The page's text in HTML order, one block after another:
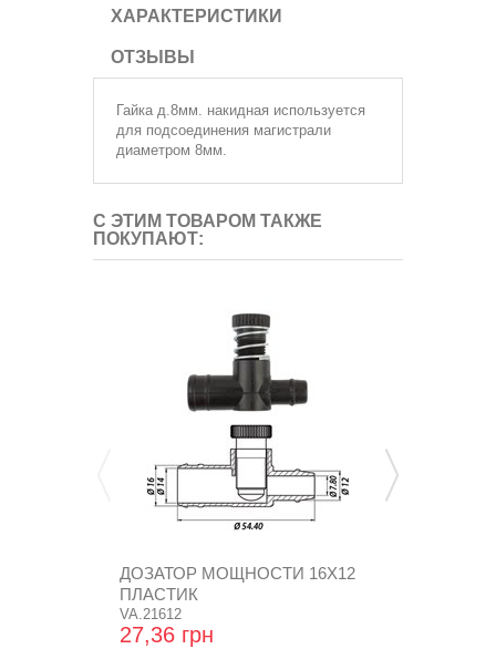
ХАРАКТЕРИСТИКИ
ОТЗЫВЫ
Гайка д.8мм. накидная используется
для подсоединения магистрали
диаметром 8мм.
С ЭТИМ ТОВАРОМ ТАКЖЕ
ПОКУПАЮТ:
ДОЗАТОР МОЩНОСТИ 16Х12
ПЛАСТИК
VA.21612
27,36 грн